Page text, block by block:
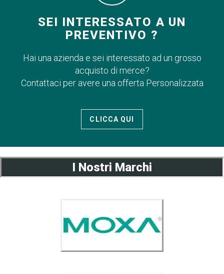
SEI INTERESSATO A UN
PREVENTIVO ?
Hai una azienda e sei interessato ad un grosso
acquisto di merce?
Contattaci per avere una offerta Personalizzata
CLICCA QUI
I Nostri Marchi